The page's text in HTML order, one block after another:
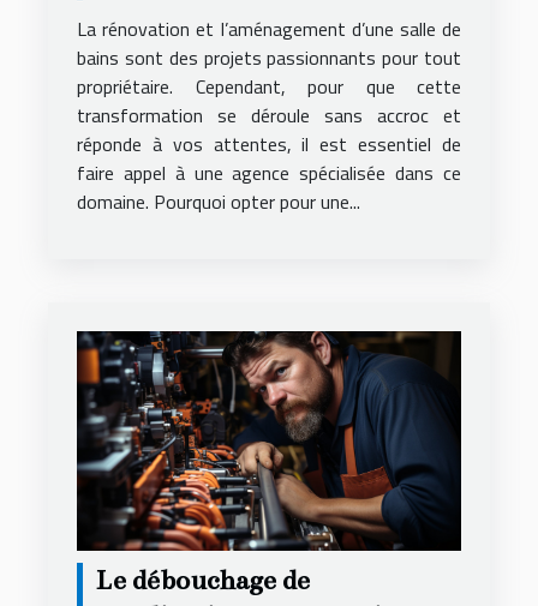
faire appel à une agence
spécialisée ?
La rénovation et l’aménagement d’une salle de
bains sont des projets passionnants pour tout
propriétaire. Cependant, pour que cette
transformation se déroule sans accroc et
réponde à vos attentes, il est essentiel de
faire appel à une agence spécialisée dans ce
domaine. Pourquoi opter pour une...
Le débouchage de